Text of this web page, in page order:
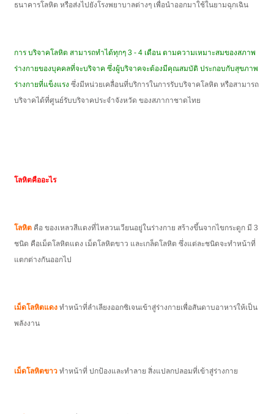
ธนาคารโลหิต หรือส่งไปยังโรงพยาบาลต่างๆ เพื่อนำออกมาใช้ในยามฉุกเฉิน
การ บริจาคโลหิต สามารถทำได้ทุกๆ 3 - 4 เดือน ตามความเหมาะสมของสภาพ
ร่างกายของบุคคลที่จะบริจาค ซึ่งผู้บริจาคจะต้องมีคุณสมบัติ ประกอบกับสุขภาพ
ร่างกายที่แข็งแรง ซึ่งมีหน่วยเคลื่อนที่บริการในการรับบริจาคโลหิต หรือสามารถ
บริจาคได้ที่ศูนย์รับบริจาคประจำจังหวัด ของสภากาชาดไทย
โลหิตคืออะไร
โลหิต คือ ของเหลวสีแดงที่ไหลวนเวียนอยู่ในร่างกาย สร้างขึ้นจากไขกระดูก มี 3
ชนิด คือเม็ดโลหิตแดง เม็ดโลหิตขาว และเกล็ดโลหิต ซึ่งแต่ละชนิดจะทำหน้าที่
แตกต่างกันออกไป
เม็ดโลหิตแดง ทำหน้าที่ลำเลียงออกซิเจนเข้าสู่ร่างกายเพื่อสันดาบอาหารให้เป็น
พลังงาน
เม็ดโลหิตขาว ทำหน้าที่ ปกป้องและทำลาย สิ่งแปลกปลอมที่เข้าสู่ร่างกาย